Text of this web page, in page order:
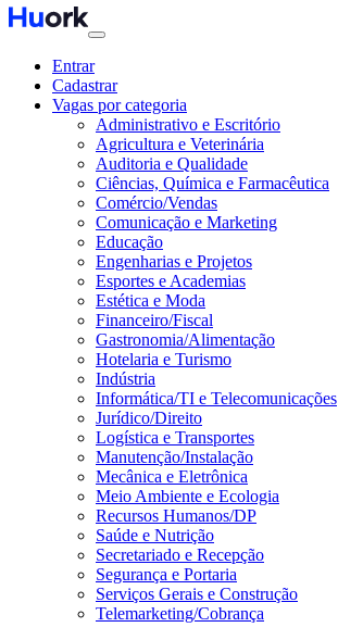
Entrar
Cadastrar
Vagas por categoria
Administrativo e Escritório
Agricultura e Veterinária
Auditoria e Qualidade
Ciências, Química e Farmacêutica
Comércio/Vendas
Comunicação e Marketing
Educação
Engenharias e Projetos
Esportes e Academias
Estética e Moda
Financeiro/Fiscal
Gastronomia/Alimentação
Hotelaria e Turismo
Indústria
Informática/TI e Telecomunicações
Jurídico/Direito
Logística e Transportes
Manutenção/Instalação
Mecânica e Eletrônica
Meio Ambiente e Ecologia
Recursos Humanos/DP
Saúde e Nutrição
Secretariado e Recepção
Segurança e Portaria
Serviços Gerais e Construção
Telemarketing/Cobrança